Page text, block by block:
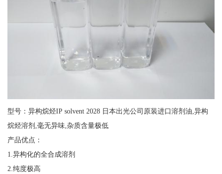
型号：异构烷烃IP solvent 2028 日本出光公司原装进口溶剂油,异构
烷烃溶剂,毫无异味,杂质含量极低
产品优点：
1.异构化的全合成溶剂
2.纯度极高